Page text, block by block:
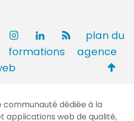
plan du
formations
agence
de
dédiée à la
applications web de qualité,